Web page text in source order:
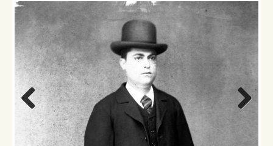
Previo
us
Next